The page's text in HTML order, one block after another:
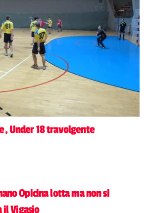
Under 18 travolgente
Opicina lotta ma non si
il Vigasio